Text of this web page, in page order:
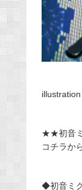
★★初音ミ
コチラ
◆初音ミ